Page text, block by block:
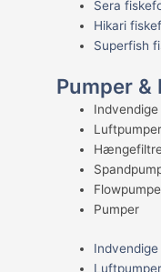
Sera
Hikari
Superfish
Pumper &
Luftpumper
Pumper
Luftpumper